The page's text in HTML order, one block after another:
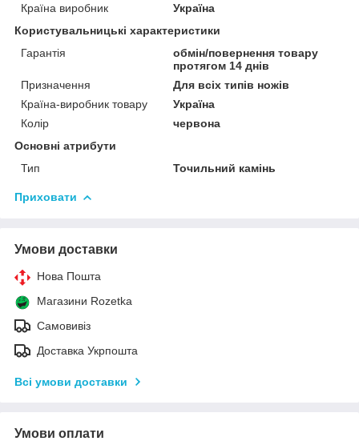
Країна виробник
Україна
Користувальницькі характеристики
Гарантія
обмін/повернення товару
протягом 14 днів
Призначення
Для всіх типів ножів
Країна-виробник товару
Україна
Колір
червона
Основні атрибути
Тип
Точильний камінь
Приховати
Умови доставки
Нова Пошта
Магазини Rozetka
Самовивіз
Доставка Укрпошта
Всі умови доставки
Умови оплати